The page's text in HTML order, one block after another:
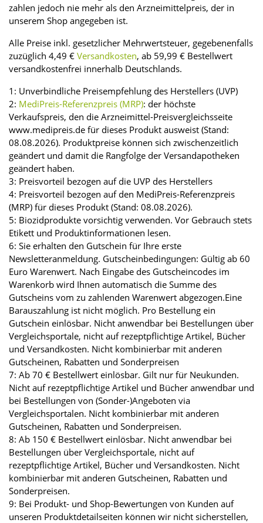
zahlen jedoch nie mehr als den Arzneimittelpreis, der in
unserem Shop angegeben ist.
Alle Preise inkl. gesetzlicher Mehrwertsteuer, gegebenenfalls
zuzüglich 4,49 € Versandkosten, ab 59,99 € Bestellwert
versandkostenfrei innerhalb Deutschlands.
1: Unverbindliche Preisempfehlung des Herstellers (UVP)
2: MediPreis-Referenzpreis (MRP): der höchste
Verkaufspreis, den die Arzneimittel-Preisvergleichsseite
www.medipreis.de für dieses Produkt ausweist (Stand:
08.08.2026). Produktpreise können sich zwischenzeitlich
geändert und damit die Rangfolge der Versandapotheken
geändert haben.
3: Preisvorteil bezogen auf die UVP des Herstellers
4: Preisvorteil bezogen auf den MediPreis-Referenzpreis
(MRP) für dieses Produkt (Stand: 08.08.2026).
5: Biozidprodukte vorsichtig verwenden. Vor Gebrauch stets
Etikett und Produktinformationen lesen.
6: Sie erhalten den Gutschein für Ihre erste
Newsletteranmeldung. Gutscheinbedingungen: Gültig ab 60
Euro Warenwert. Nach Eingabe des Gutscheincodes im
Warenkorb wird Ihnen automatisch die Summe des
Gutscheins vom zu zahlenden Warenwert abgezogen.Eine
Barauszahlung ist nicht möglich. Pro Bestellung ein
Gutschein einlösbar. Nicht anwendbar bei Bestellungen über
Vergleichsportale, nicht auf rezeptpflichtige Artikel, Bücher
und Versandkosten. Nicht kombinierbar mit anderen
Gutscheinen, Rabatten und Sonderpreisen
7: Ab 70 € Bestellwert einlösbar. Gilt nur für Neukunden.
Nicht auf rezeptpflichtige Artikel und Bücher anwendbar und
bei Bestellungen von (Sonder-)Angeboten via
Vergleichsportalen. Nicht kombinierbar mit anderen
Gutscheinen, Rabatten und Sonderpreisen.
8: Ab 150 € Bestellwert einlösbar. Nicht anwendbar bei
Bestellungen über Vergleichsportale, nicht auf
rezeptpflichtige Artikel, Bücher und Versandkosten. Nicht
kombinierbar mit anderen Gutscheinen, Rabatten und
Sonderpreisen.
9: Bei Produkt- und Shop-Bewertungen von Kunden auf
unseren Produktdetailseiten können wir nicht sicherstellen,